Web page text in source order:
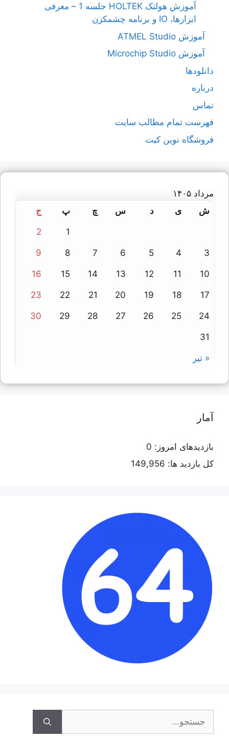
آموزش هولتک HOLTEK جلسه 1 – معرفی
ابزارها، IO و برنامه چشمکزن
آموزش ATMEL Studio
آموزش Microchip Studio
دانلودها
درباره
تماس
فهرست تمام مطالب سایت
فروشگاه نوین کیت
مرداد ۱۴۰۵
ش
ی د س چ پ ج
« تیر
1
2
3
4
5
6
7
8
9
10
11
12
13
14
15
16
17
18
19
20
21
22
23
24
25
26
27
28
29
30
31
آمار
بازدیدهای امروز: 0
کل بازدید ها: 149,956